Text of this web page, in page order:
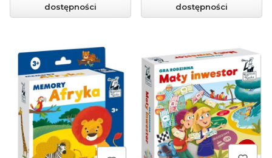
dostępności
dostępności